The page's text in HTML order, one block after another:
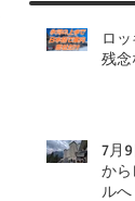
ロ
残
7月
から
ル